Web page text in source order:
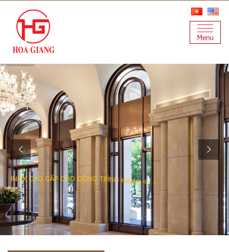
INOX CAO CẤP CHO CÔNG TRÌNH HẠNG SA N